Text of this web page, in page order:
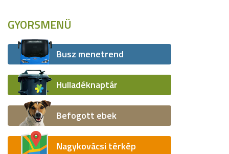
GYORSMENÜ
Busz menetrend
Hulladéknaptár
Befogott ebek
Nagykovácsi térkép